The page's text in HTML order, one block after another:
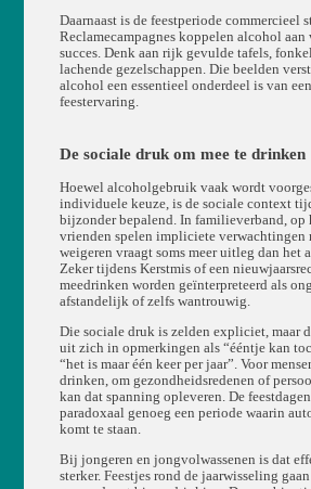
Daarnaast is de feestperiode commercieel
Reclamecampagnes koppelen alcohol aan
succes. Denk aan rijk gevulde tafels,
lachende gezelschappen. Die beelden
alcohol een essentieel onderdeel is van
feestervaring.
De sociale druk om mee te drinken
Hoewel alcoholgebruik vaak wordt
individuele keuze, is de sociale context
bijzonder bepalend. In familieverband, op
vrienden spelen impliciete verwachtingen
weigeren vraagt soms meer uitleg dan het
Zeker tijdens Kerstmis of een
meedrinken worden geïnterpreteerd als
afstandelijk of zelfs wantrouwig.
Die sociale druk is zelden expliciet, maar
uit zich in opmerkingen als “ééntje kan
“het is maar één keer per jaar”. Voor
drinken, om gezondheidsredenen of
kan dat spanning opleveren. De
paradoxaal genoeg een periode waarin
komt te staan.
Bij jongeren en jongvolwassenen is dat
sterker. Feestjes rond de jaarwisseling